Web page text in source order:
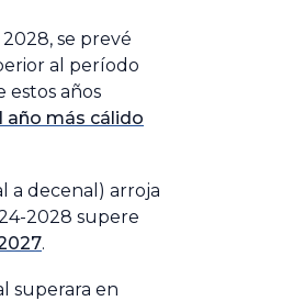
se prevé
al período
estos años
año más cálido
a decenal) arroja
2028 supere
.
superara en